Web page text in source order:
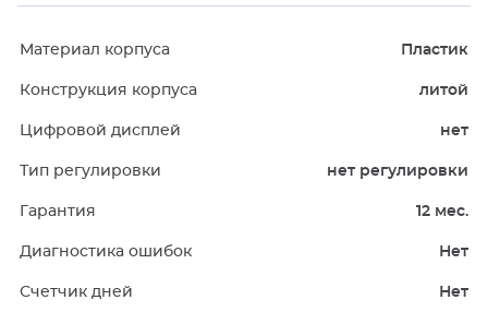
Материал корпуса Пластик
Конструкция корпуса литой
Цифровой дисплей нет
Тип регулировки нет регулировки
Гарантия 12 мес.
Диагностика ошибок Нет
Счетчик дней Нет